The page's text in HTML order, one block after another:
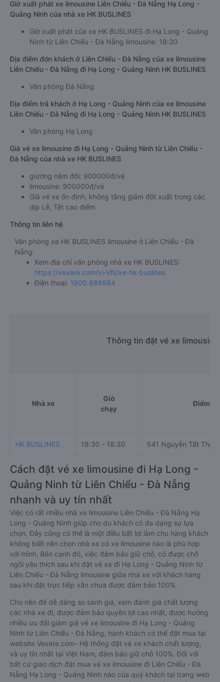
Giờ xuất phát xe limousine Liên Chiểu - Đà Nẵng Hạ Long -
Quảng Ninh của nhà xe HK BUSLINES
Giờ xuất phát của xe HK BUSLINES đi Hạ Long - Quảng
Ninh từ Liên Chiểu - Đà Nẵng limousine: 18:30
Địa điểm đón khách ở Liên Chiểu - Đà Nẵng của xe limousine
Liên Chiểu - Đà Nẵng đi Hạ Long - Quảng Ninh HK BUSLINES
Văn phòng Đà Nẵng
Địa điểm trả khách ở Hạ Long - Quảng Ninh của xe limousine
Liên Chiểu - Đà Nẵng đi Hạ Long - Quảng Ninh HK BUSLINES
Văn phòng Hạ Long
Giá vé xe limousine đi Hạ Long - Quảng Ninh từ Liên Chiểu -
Đà Nẵng của nhà xe HK BUSLINES
giường nằm đôi: 900000đ/vé
limousine: 900000đ/vé
Giá vé xe ổn định, không tăng giảm đột xuất trong các
dịp Lễ, Tết cao điểm
Thông tin liên hệ
Văn phòng xe HK BUSLINES limousine ở Liên Chiểu - Đà
Nẵng:
Xem địa chỉ văn phòng nhà xe HK BUSLINES:
https://vexere.com/vi-VN/xe-hk-buslines
Điện thoại: 1900 888684
Thông tin đặt vé xe
Nhà xe
Giờ
chạy
Điểm đi
HK BUSLINES 18:30 - 18:30 541 Nguyễn Tất
Cách đặt vé xe limousine đi Hạ Long -
Quảng Ninh từ Liên Chiểu - Đà Nẵng
nhanh và uy tín nhất
Việc có rất nhiều nhà xe limousine Liên Chiểu - Đà Nẵng Hạ
Long - Quảng Ninh giúp cho du khách có đa dạng sự lựa
chọn. Đây cũng có thể là một điều bất lợi làm cho hàng khách
không biết nên chọn nhà xe có xe limousine nào là phù hợp
với mình. Bên cạnh đó, việc đảm bảo giữ chỗ, có được chỗ
ngồi yêu thích sau khi đặt vé xe đi Hạ Long - Quảng Ninh từ
Liên Chiểu - Đà Nẵng limousine giữa nhà xe với khách hàng
sau khi đặt trực tiếp vẫn chưa được đảm bảo 100%.
Cho nên để dễ dàng so sánh giá, xem đánh giá chất lượng
các nhà xe đi, được đảm bảo quyền lợi cao nhất, được hưởng
nhiều ưu đãi giảm giá vé xe limousine đi Hạ Long - Quảng
Ninh từ Liên Chiểu - Đà Nẵng, hành khách có thể đặt mua tại
website Vexere.com- Hệ thống đặt vé xe khách chất lượng,
và uy tín nhất tại Việt Nam, đảm bảo giữ chỗ 100%. Đối với
bất cứ giao dịch đặt mua vé xe limousine đi Liên Chiểu - Đà
Nẵng Hạ Long - Quảng Ninh nào của quý khách tại trang web